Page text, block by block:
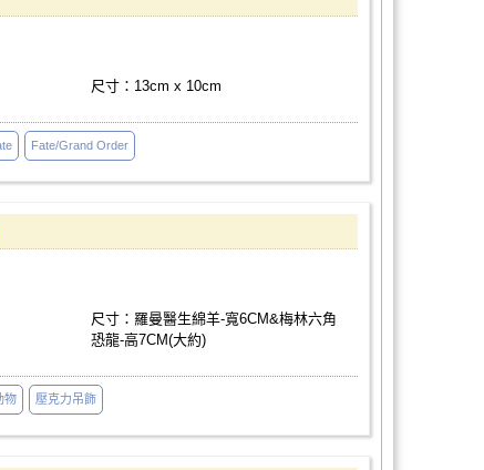
尺寸：13cm x 10cm
Fate/Grand Order
尺寸：羅曼醫生綿羊-寬6CM&梅林六角
恐龍-高7CM(大約)
物 壓克力吊飾